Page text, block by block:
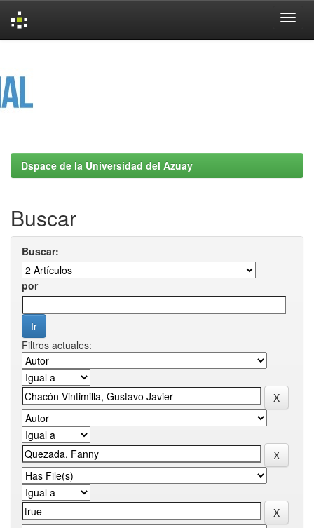
Dspace de la Universidad del Azuay
Buscar
Buscar:
por
Filtros actuales: